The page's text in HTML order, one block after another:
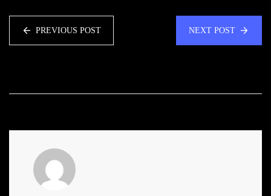
PREVIOUS POST NEXT POST